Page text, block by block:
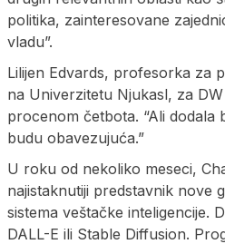
politika, zainteresovane
vladu”.
Lilijen Edvards, profesorka za
na Univerzitetu Njukasl, za
procenom četbota. “Ali dodala
budu obavezujuća.”
U roku od nekoliko meseci,
najistaknutiji predstavnik nove
sistema veštačke inteligencije.
DALL-E ili Stable Diffusion.